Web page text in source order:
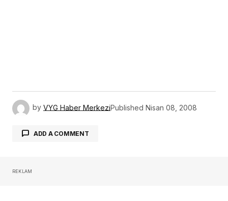
by VYG Haber MerkeziPublished Nisan 08, 2008
ADD A COMMENT
REKLAM